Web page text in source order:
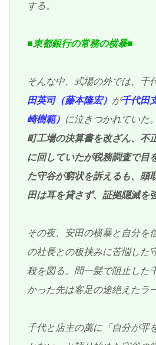
する。
■東都銀行の常務の横暴■
そんな中、式場の外では、千
田英司（藤本隆宏） が千代田
崎樹範） に泣きつかれていた。
町工場の決算書を改ざん、不
に回していたが税務調査で目
た守谷が窮状を訴えるも、頭
田は耳を貸さず、証拠隠滅を
その夜、安田の横暴と自分を
の社長との板挟みに苦悩した
殺を図る。間一髪で阻止した
かった先は客足の途絶えたラ
千代と店主の萬に「自分が罪